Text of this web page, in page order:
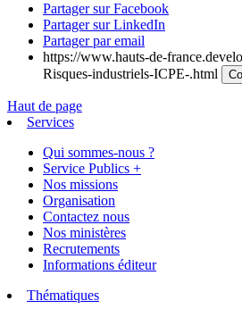
Partager sur Facebook
Partager sur LinkedIn
Partager par email
https://www.hauts-de-
Risques-industriels-ICPE-.html
Haut de page
Services
Qui sommes-nous ?
Service Publics +
Nos missions
Organisation
Contactez nous
Nos ministères
Recrutements
Informations éditeur
Thématiques